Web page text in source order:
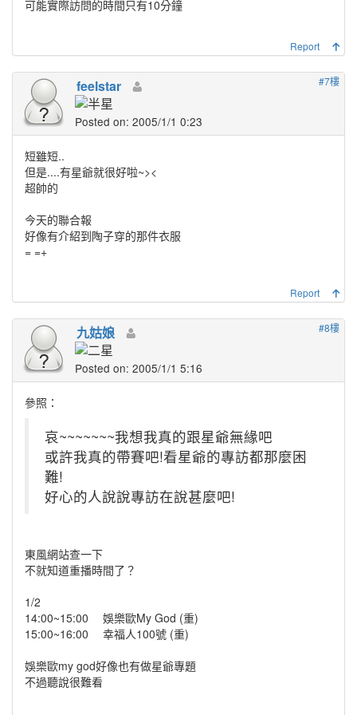
可能實際訪問的時間只有10分鐘
Report
#7樓
feelstar
Posted on: 2005/1/1 0:23
短雖短..
但是....有星爺就很好啦~><
超帥的
今天的聯合報
好像有介紹到陶子穿的那件衣服
= =+
Report
#8樓
九姑娘
Posted on: 2005/1/1 5:16
參照：
哀~~~~~~~我想我真的跟星爺無緣吧
或許我真的帶賽吧!看星爺的專訪都那麼困
難!
好心的人說說專訪在說甚麼吧!
東風網站查一下
不就知道重播時間了？
1/2
14:00~15:00 娛樂歐My God (重)
15:00~16:00 幸福人100號 (重)
娛樂歐my god好像也有做星爺專題
不過聽說很難看